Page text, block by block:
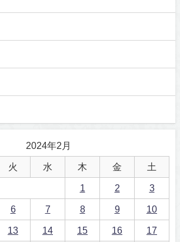
2024年2月
火 水 木 金 土
1 2 3
6 7 8 9 10
13 14 15 16 17